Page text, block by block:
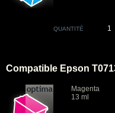
QUANTITÉ
Compatible Epson
Magenta
13 ml